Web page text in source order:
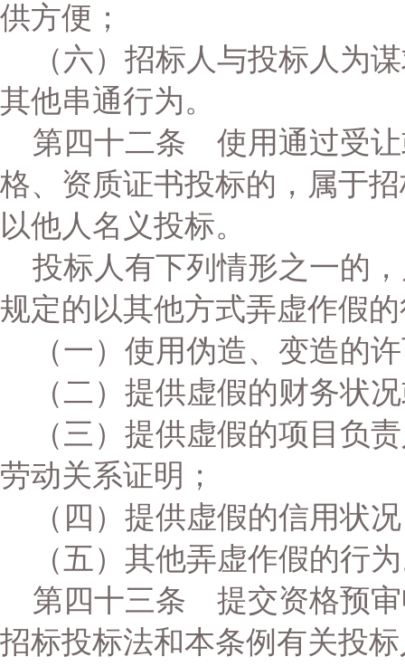
供方便；
（六）招标人与投标人为
其他串通行为。
第四十二条 使用通过受让
格、资质证书投标的，属于
以他人名义投标。
投标人有下列情形之一的
规定的以其他方式弄虚作假
（一）使用伪造、变造的
（二）提供虚假的财务状
（三）提供虚假的项目负
劳动关系证明；
（四）提供虚假的信用状
（五）其他弄虚作假的行
第四十三条 提交资格预审
招标投标法和本条例有关投